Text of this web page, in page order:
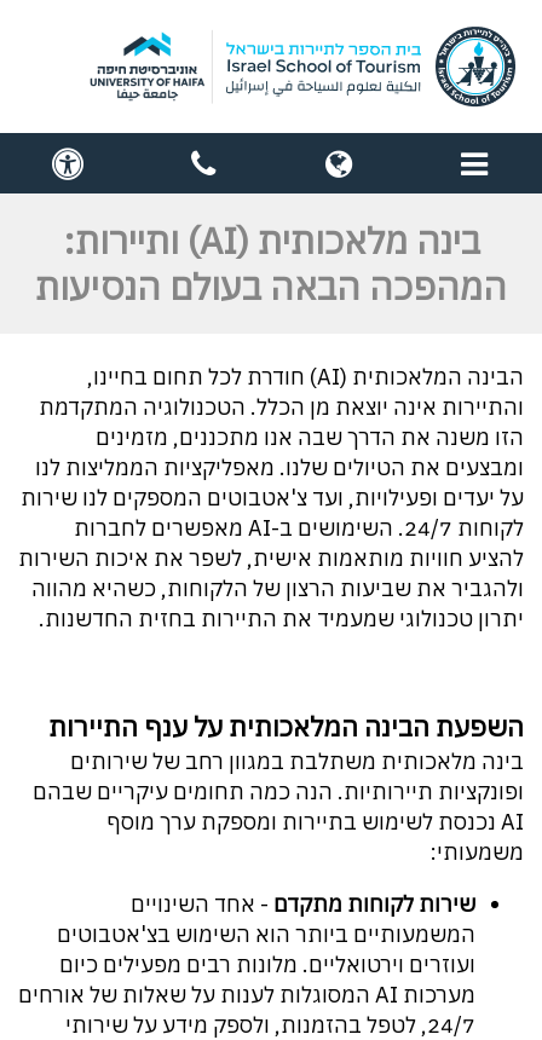
תפריט globe
contact
us
בינה מלאכותית (AI) ותיירות:
המהפכה הבאה בעולם הנסיעות
הבינה המלאכותית (AI) חודרת לכל תחום בחיינו,
והתיירות אינה יוצאת מן הכלל. הטכנולוגיה המתקדמת
הזו משנה את הדרך שבה אנו מתכננים, מזמינים
ומבצעים את הטיולים שלנו. מאפליקציות הממליצות לנו
על יעדים ופעילויות, ועד צ'אטבוטים המספקים לנו שירות
לקוחות 24/7. השימושים ב-AI מאפשרים לחברות
להציע חוויות מותאמות אישית, לשפר את איכות השירות
ולהגביר את שביעות הרצון של הלקוחות, כשהיא מהווה
יתרון טכנולוגי שמעמיד את התיירות בחזית החדשנות.
השפעת הבינה המלאכותית על ענף התיירות
בינה מלאכותית משתלבת במגוון רחב של שירותים
ופונקציות תיירותיות. הנה כמה תחומים עיקריים שבהם
AI נכנסת לשימוש בתיירות ומספקת ערך מוסף
משמעותי:
שירות לקוחות מתקדם - אחד השינויים
המשמעותיים ביותר הוא השימוש בצ'אטבוטים
ועוזרים וירטואליים. מלונות רבים מפעילים כיום
מערכות AI המסוגלות לענות על שאלות של אורחים
24/7, לטפל בהזמנות, ולספק מידע על שירותי